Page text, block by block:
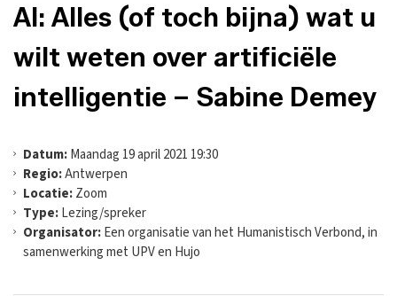
AI: Alles (of toch bijna) wat u
wilt weten over artificiële
intelligentie – Sabine Demey
Datum:Maandag 19 april 2021 19:30
Regio:Antwerpen
Locatie:Zoom
Type:Lezing/spreker
Organisator:Een organisatie van het Humanistisch Verbond, in
samenwerking met UPV en Hujo